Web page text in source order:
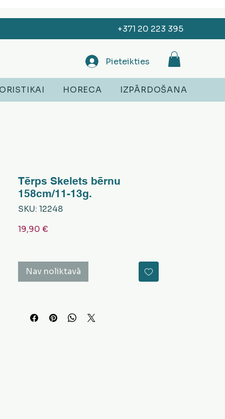
+371 20 223 395
Pieteikties
HORECA IZPĀRDOŠANA
Tērps Skelets bērnu
158cm/11-13g.
SKU: 12248
19,90 €
Nav noliktavā